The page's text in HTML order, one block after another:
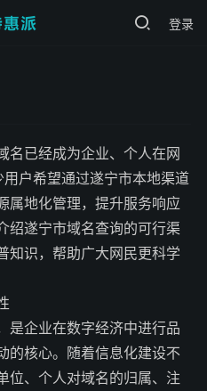
登录
名已经成为企业、个人在网
用户希望通过遂宁市本地渠道
属地化管理，提升服务响应
绍遂宁市域名查询的可行渠
知识，帮助广大网民更科学
是企业在数字经济中进行品
的核心。随着信息化建设不
位、个人对域名的归属、注